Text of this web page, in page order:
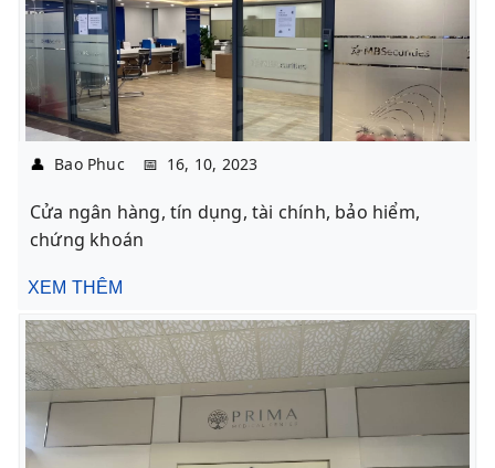
👤 Bao Phuc 📅 16, 10, 2023
Cửa ngân hàng, tín dụng, tài chính, bảo hiểm,
chứng khoán
XEM THÊM